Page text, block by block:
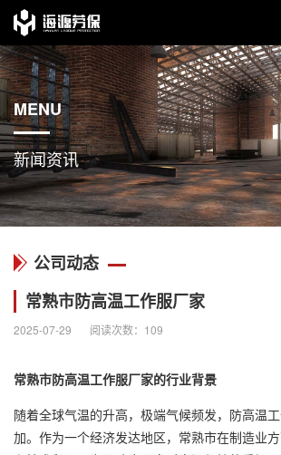
MENU
新闻资讯
公司动态
常熟市防高温工作服厂家
2025-07-29 阅读次数： 109
常熟市防高温工作服厂家的行业背景
随着全球气温的升高，极端气候频发， 防高温
加。作为一个经济发达地区，常熟市在制造业